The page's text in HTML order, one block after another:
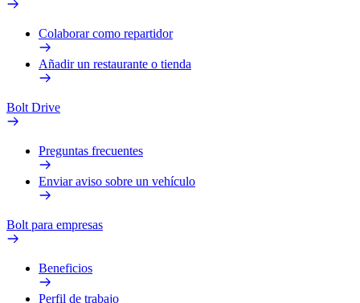
Colaborar como repartidor
Añadir un restaurante o tienda
Bolt Drive
Preguntas frecuentes
Enviar aviso sobre un vehículo
Bolt para empresas
Beneficios
Perfil de trabajo